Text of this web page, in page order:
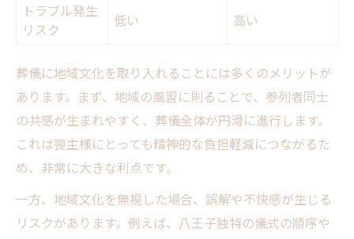
トラブル発生
リスク
低い 高い
葬儀に地域文化を取り入れることには多くのメリットが
あります。まず、地域の風習に則ることで、参列者同士
の共感が生まれやすく、葬儀全体が円滑に進行します。
これは喪主様にとっても精神的な負担軽減につながるた
め、非常に大きな利点です。
一方、地域文化を無視した場合、誤解や不快感が生じる
リスクがあります。例えば、八王子独特の儀式の順序や